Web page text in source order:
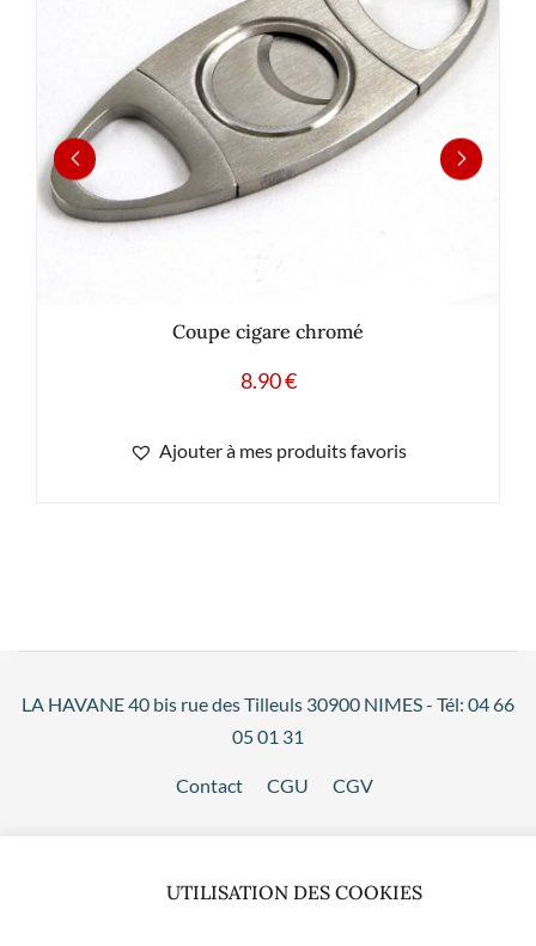
Coupe cigare chromé
8.90€
Ajouter à mes produits favoris
LA HAVANE 40 bis rue des Tilleuls 30900 NIMES - Tél: 04 66
05 01 31
Contact CGU CGV
UTILISATION DES COOKIES